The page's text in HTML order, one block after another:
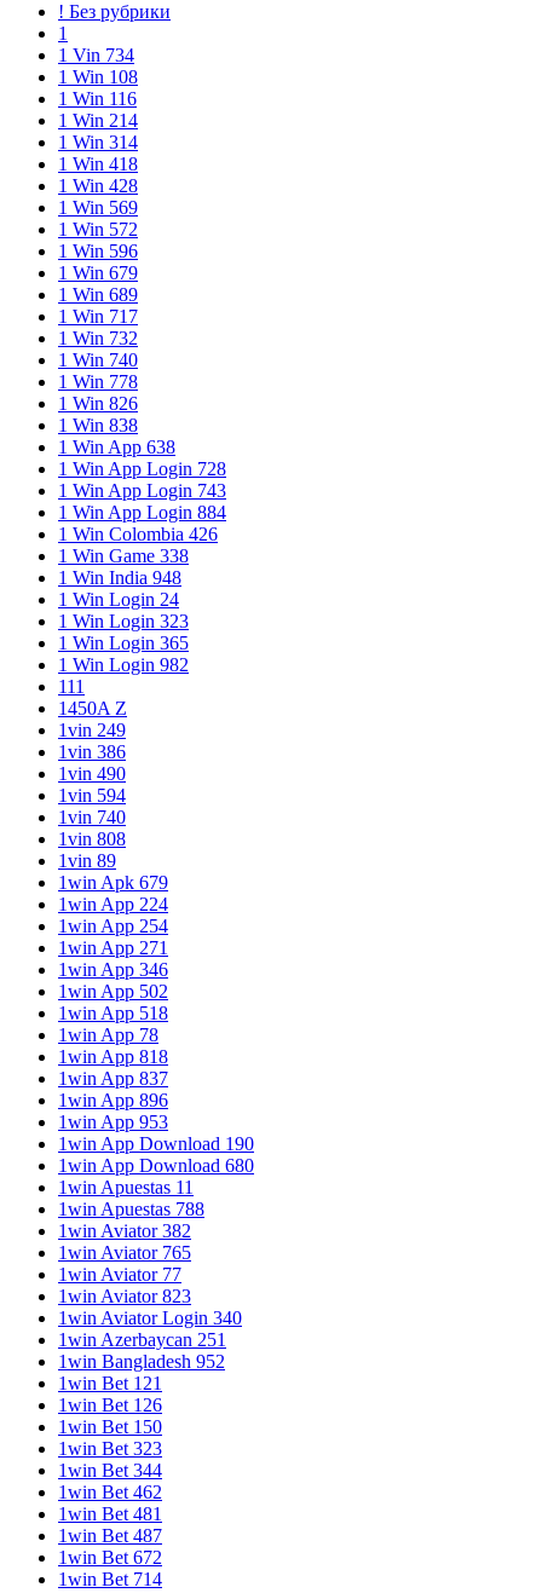
! Без рубрики
1
1 Vin 734
1 Win 108
1 Win 116
1 Win 214
1 Win 314
1 Win 418
1 Win 428
1 Win 569
1 Win 572
1 Win 596
1 Win 679
1 Win 689
1 Win 717
1 Win 732
1 Win 740
1 Win 778
1 Win 826
1 Win 838
1 Win App 638
1 Win App Login 728
1 Win App Login 743
1 Win App Login 884
1 Win Colombia 426
1 Win Game 338
1 Win India 948
1 Win Login 24
1 Win Login 323
1 Win Login 365
1 Win Login 982
111
1450A Z
1vin 249
1vin 386
1vin 490
1vin 594
1vin 740
1vin 808
1vin 89
1win Apk 679
1win App 224
1win App 254
1win App 271
1win App 346
1win App 502
1win App 518
1win App 78
1win App 818
1win App 837
1win App 896
1win App 953
1win App Download 190
1win App Download 680
1win Apuestas 11
1win Apuestas 788
1win Aviator 382
1win Aviator 765
1win Aviator 77
1win Aviator 823
1win Aviator Login 340
1win Azerbaycan 251
1win Bangladesh 952
1win Bet 121
1win Bet 126
1win Bet 150
1win Bet 323
1win Bet 344
1win Bet 462
1win Bet 481
1win Bet 487
1win Bet 672
1win Bet 714